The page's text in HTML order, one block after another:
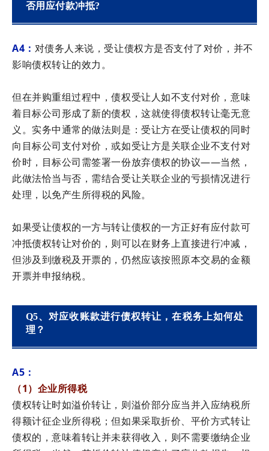
否用应付款冲抵?
A4： 对债务人来说，受让债权方是否支付了对价，并不
影响债权转让的效力。
但在并购重组过程中，债权受让人如不支付对价，意味
着目标公司形成了新的债权，这就使得债权转让毫无意
义。实务中通常的做法则是：受让方在受让债权的同时
向目标公司支付对价，或如受让方是关联企业不支付对
价时，目标公司需签署一份放弃债权的协议——当然，
此做法恰当与否，需结合受让关联企业的亏损情况进行
处理，以免产生所得税的风险。
如果受让债权的一方与转让债权的一方正好有应付款可
冲抵债权转让对价的，则可以在财务上直接进行冲减，
但涉及到缴税及开票的，仍然应该按照原本交易的金额
开票并申报纳税。
Q5、对应收账款进行债权转让，在税务上如何处
理？
A5：
（1）企业所得税
债权转让时如溢价转让，则溢价部分应当并入应纳税所
得额计征企业所得税；但如果采取折价、平价方式转让
债权的，意味着转让并未获得收入，则不需要缴纳企业